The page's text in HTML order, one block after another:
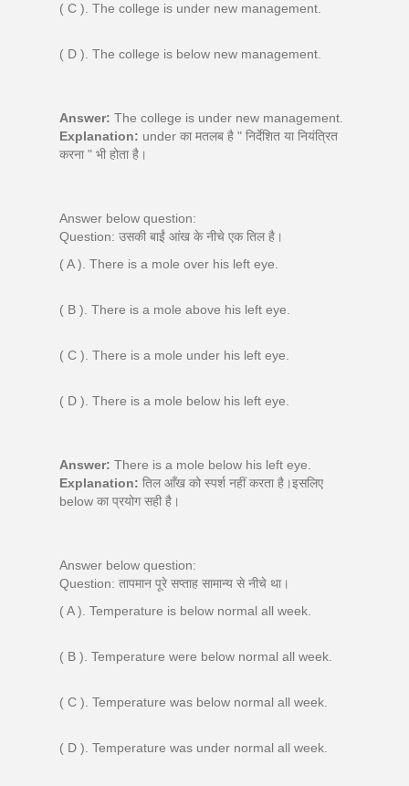
( C ). The college is under new management.
( D ). The college is below new management.
Answer: The college is under new management.
Explanation: under का मतलब है " निर्देशित या नियंत्रित
करना " भी होता है।
Answer below question:
Question: उसकी बाईं आंख के नीचे एक तिल है।
( A ). There is a mole over his left eye.
( B ). There is a mole above his left eye.
( C ). There is a mole under his left eye.
( D ). There is a mole below his left eye.
Answer: There is a mole below his left eye.
Explanation: तिल आँख को स्पर्श नहीं करता है।इसलिए
below का प्रयोग सही है।
Answer below question:
Question: तापमान पूरे सप्ताह सामान्य से नीचे था।
( A ). Temperature is below normal all week.
( B ). Temperature were below normal all week.
( C ). Temperature was below normal all week.
( D ). Temperature was under normal all week.